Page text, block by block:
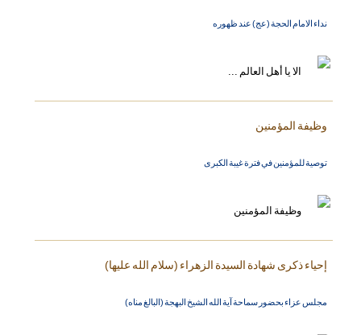
نداء الامام الحجة (عج) عند ظهوره
وظيفة المؤمنين
توصية للمؤمنين في فترة غيبة الكبرى
إحياء ذكرى شهادة السيدة الزهراء (سلام الله عليها)
مجلس عزاء بحضور سماحة آية الله الشيخ البهجة (البالغ مناه)